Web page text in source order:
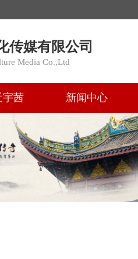
传媒有限公司
Media Co.,Ltd
宇茜 新闻中心